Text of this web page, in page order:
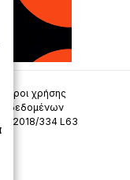
Όροι χρήσης
δεδομένων
2018/334 L63